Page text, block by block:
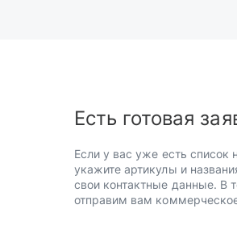
Есть готовая
Если у вас уже есть список
укажите артикулы и
свои контактные данные. В
отправим вам